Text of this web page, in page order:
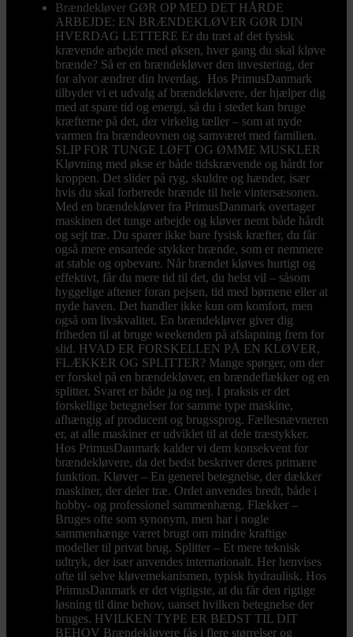
Brændekløver GØR OP MED DET HÅRDE
ARBEJDE: EN BRÆNDEKLØVER GØR DIN
HVERDAG LETTERE Er du træt af det fysisk
krævende arbejde med øksen, hver gang du skal kløve
brænde? Så er en brændekløver den investering, der
for alvor ændrer din hverdag. Hos PrimusDanmark
tilbyder vi et udvalg af brændekløvere, der hjælper dig
med at spare tid og energi, så du i stedet kan bruge
kræfterne på det, der virkelig tæller – som at nyde
varmen fra brændeovnen og samværet med familien.
SLIP FOR TUNGE LØFT OG ØMME MUSKLER
Kløvning med økse er både tidskrævende og hårdt for
kroppen. Det slider på ryg, skuldre og hænder, især
hvis du skal forberede brænde til hele vintersæsonen.
Med en brændekløver fra PrimusDanmark overtager
maskinen det tunge arbejde og kløver nemt både hårdt
og sejt træ. Du sparer ikke bare fysisk kræfter, du får
også mere ensartede stykker brænde, som er nemmere
at stable og opbevare. Når brændet kløves hurtigt og
effektivt, får du mere tid til det, du helst vil – såsom
hyggelige aftener foran pejsen, tid med børnene eller at
nyde haven. Det handler ikke kun om komfort, men
også om livskvalitet. En brændekløver giver dig
friheden til at bruge weekenden på afslapning frem for
slid. HVAD ER FORSKELLEN PÅ EN KLØVER,
FLÆKKER OG SPLITTER? Mange spørger, om der
er forskel på en brændekløver, en brændeflækker og en
splitter. Svaret er både ja og nej. I praksis er det
forskellige betegnelser for samme type maskine,
afhængig af producent og brugssprog. Fællesnævneren
er, at alle maskiner er udviklet til at dele træstykker.
Hos PrimusDanmark kalder vi dem konsekvent for
brændekløvere, da det bedst beskriver deres primære
funktion. Kløver – En generel betegnelse, der dækker
maskiner, der deler træ. Ordet anvendes bredt, både i
hobby- og professionel sammenhæng. Flækker –
Bruges ofte som synonym, men har i nogle
sammenhænge været brugt om mindre kraftige
modeller til privat brug. Splitter – Et mere teknisk
udtryk, der især anvendes internationalt. Her henvises
ofte til selve kløvemekanismen, typisk hydraulisk. Hos
PrimusDanmark er det vigtigste, at du får den rigtige
løsning til dine behov, uanset hvilken betegnelse der
bruges. HVILKEN TYPE ER BEDST TIL DIT
BEHOV Brændekløvere fås i flere størrelser og